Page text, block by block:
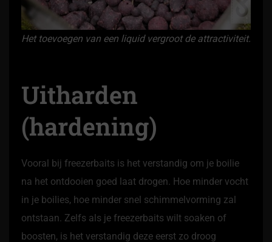
Het toevoegen van een liquid vergroot de attractiviteit.
Uitharden
(hardening)
Vooral bij freezerbaits is het verstandig om je boilie
na het ontdooien goed laat drogen. Hoe minder vocht
in je boilies, hoe minder snel schimmelvorming zal
ontstaan. Zelfs als je freezerbaits wilt soaken of
boosten, is het verstandig deze eerst zo droog